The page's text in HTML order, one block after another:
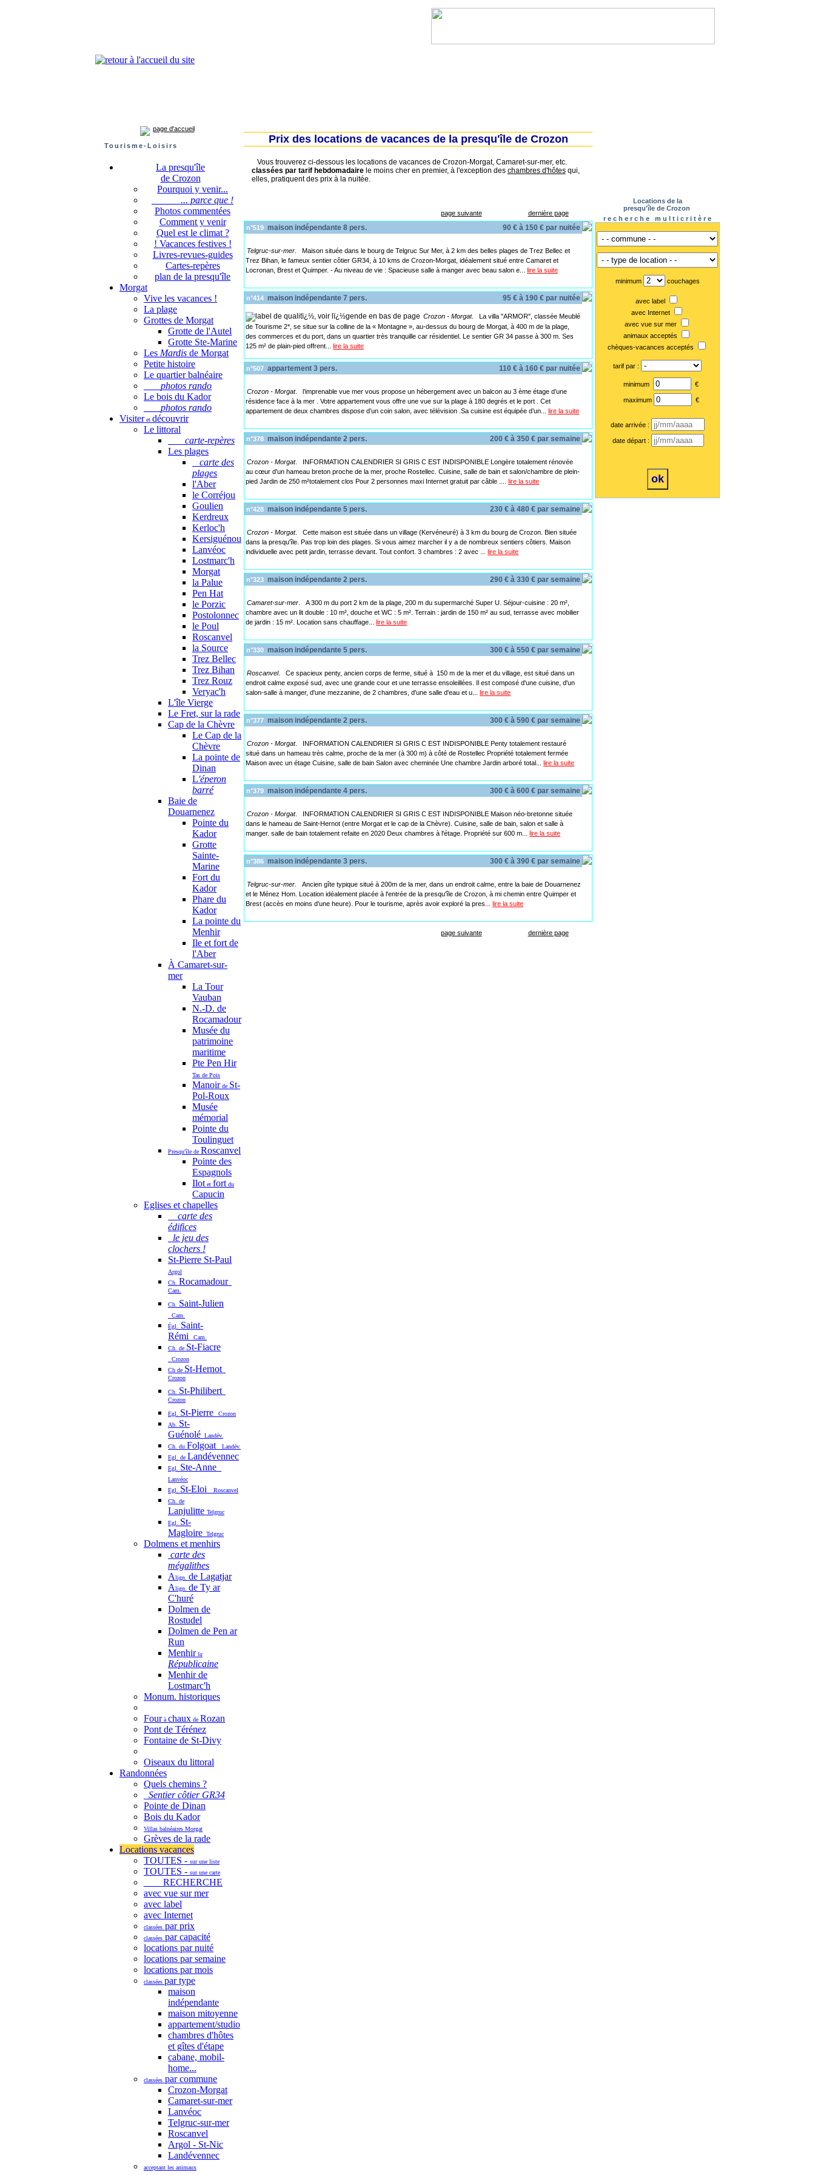
page d'accueil
Tourisme-Loisirs
La presqu'île
de Crozon
Pourquoi y venir...
... parce que !
Photos commentées
Comment y venir
Quel est le climat ?
! Vacances festives !
Livres-revues-guides
Cartes-repères
plan de la presqu'île
Morgat
Vive les vacances !
La plage
Grottes de Morgat
Grotte de l'Autel
Grotte Ste-Marine
Les Mardis de Morgat
Petite histoire
Le quartier balnéaire
photos rando
Le bois du Kador
photos rando
Visiteret découvrir
Le littoral
carte-repères
Les plages
carte des
plages
l'Aber
le Corréjou
Goulien
Kerdreux
Kerloc'h
Kersiguénou
Lanvéoc
Lostmarc'h
Morgat
la Palue
Pen Hat
le Porzic
Postolonnec
le Poul
Roscanvel
la Source
Trez Bellec
Trez Bihan
Trez Rouz
Veryac'h
L'île Vierge
Le Fret, sur la rade
Cap de la Chèvre
Le Cap de la
Chèvre
La pointe de
Dinan
L'éperon
barré
Baie de
Douarnenez
Pointe du
Kador
Grotte
Sainte-
Marine
Fort du
Kador
Phare du
Kador
La pointe du
Menhir
Ile et fort de
l'Aber
À Camaret-sur-
mer
La Tour
Vauban
N.-D. de
Rocamadour
Musée du
patrimoine
maritime
Pte Pen Hir
Tas de Pois
Manoirde St-
Pol-Roux
Musée
mémorial
Pointe du
Toulinguet
Presqu'île de Roscanvel
Pointe des
Espagnols
Ilot et fort du
Capucin
Eglises et chapelles
carte des
édifices
le jeu des
clochers !
St-Pierre St-Paul
Argol
Ch. Rocamadour
Cam.
Ch. Saint-Julien
Cam.
Égl.
Saint-
Rémi
Cam.
Ch. de St-Fiacre
Crozon
Ch de St-Hernot
Crozon
Ch. St-Philibert
Crozon
Egl. St-Pierre
Crozon
Ab. St-
Guénolé Landév.
Ch. du Folgoat
Landév.
Egl. de Landévennec
Egl. Ste-Anne
Lanvéoc
Egl. St-Eloi
Roscanvel
Ch. de
Lanjulitte Telgruc
Egl. St-
Magloire Telgruc
Dolmens et menhirs
carte des
mégalithes
Align. de Lagatjar
Align. de Ty ar
C'huré
Dolmen de
Rostudel
Dolmen de Pen ar
Run
Menhirla
Républicaine
Menhir de
Lostmarc'h
Monum. historiques
Fourà chaux de Rozan
Pont de Térénez
Fontaine de St-Divy
Oiseaux du littoral
Randonnées
Quels chemins ?
Sentier côtier GR34
Pointe de Dinan
Bois du Kador
Villas balnéaires Morgat
Grèves de la rade
Locations vacances
TOUTES - sur une liste
TOUTES - sur une carte
RECHERCHE
avec vue sur mer
avec label
avec Internet
classées par prix
classées par capacité
locations par nuité
locations par semaine
locations par mois
classées par type
maison
indépendante
maison mitoyenne
appartement/studio
chambres d'hôtes
et gîtes d'étape
cabane, mobil-
home...
classées par commune
Crozon-Morgat
Camaret-sur-mer
Lanvéoc
Telgruc-sur-mer
Roscanvel
Argol - St-Nic
Landévennec
acceptant les animaux
Prix des locations de vacances de la presqu'île de Crozon
Vous trouverez ci-dessous les locations de vacances de Crozon-Morgat, Camaret-sur-mer, etc.
classées par tarif hebdomadairele moins cher en premier, à l'exception des chambres d'hôtesqui,
elles, pratiquent des prix à la nuitée.
page suivante
dernière page
n°519 maison indépendante 8 pers. 90 € à 150 € par nuitée
Telgruc-sur-mer . Maison située dans le bourg de Telgruc Sur Mer, à 2 km des belles plages de Trez Bellec et
Trez Bihan, le fameux sentier côtier GR34, à 10 kms de Crozon-Morgat, idéalement situé entre Camaret et
Locronan, Brest et Quimper. - Au niveau de vie : Spacieuse salle à manger avec beau salon e... lire la suite
n°414 maison indépendante 7 pers. 95 € à 190 € par nuitée
Crozon - Morgat. ­La villa "ARMOR", classée Meublé
de Tourisme 2*, se situe sur la colline de la « Montagne », au­-dessus du bourg de Morgat, à 400 m de la plage,
des commerces et du port, dans un quartier très tranquille car résidentiel. Le sentier GR 34 passe à 300 m. Ses
125 m² de plain­-pied offrent... lire la suite
n°507 appartement 3 pers. 110 € à 160 € par nuitée
Crozon - Morgat. l’imprenable vue mer vous propose un hébergement avec un balcon au 3 ème étage d’une
résidence face à la mer . Votre appartement vous offre une vue sur la plage à 180 degrés et le port . Cet
appartement de deux chambres dispose d’un coin salon, avec télévision .Sa cuisine est équipée d’un... lire la suite
n°378 maison indépendante 2 pers. 200 € à 350 € par semaine
Crozon - Morgat. INFORMATION CALENDRIER SI GRIS C EST INDISPONIBLE Longère totalement rénovée
au cœur d'un hameau breton proche de la mer, proche Rostellec. Cuisine, salle de bain et salon/chambre de plein-
pied Jardin de 250 m²totalement clos Pour 2 personnes maxi Internet gratuit par câble .... lire la suite
n°428 maison indépendante 5 pers. 230 € à 480 € par semaine
Crozon - Morgat. Cette maison est située dans un village (Kervéneuré) à 3 km du bourg de Crozon. Bien située
dans la presqu'île. Pas trop loin des plages. Si vous aimez marcher il y a de nombreux sentiers côtiers. Maison
individuelle avec petit jardin, terrasse devant. Tout confort. 3 chambres : 2 avec ... lire la suite
n°323 maison indépendante 2 pers. 290 € à 330 € par semaine
Camaret-sur-mer . A 300 m du port 2 km de la plage, 200 m du supermarché Super U. Séjour-cuisine : 20 m²,
chambre avec un lit double : 10 m², douche et WC : 5 m². Terrain : jardin de 150 m² au sud, terrasse avec mobilier
de jardin : 15 m². Location sans chauffage... lire la suite
n°330 maison indépendante 5 pers. 300 € à 550 € par semaine
Roscanvel. Ce spacieux penty, ancien corps de ferme, situé à 150 m de la mer et du village, est situé dans un
endroit calme exposé sud, avec une grande cour et une terrasse ensoleillées. Il est composé d'une cuisine, d'un
salon-salle à manger, d'une mezzanine, de 2 chambres, d'une salle d'eau et u... lire la suite
n°377 maison indépendante 2 pers. 300 € à 590 € par semaine
Crozon - Morgat. INFORMATION CALENDRIER SI GRIS C EST INDISPONIBLE Penty totalement restauré
situé dans un hameau très calme, proche de la mer (à 300 m) à côté de Rostellec Propriété totalement fermée
Maison avec un étage Cuisine, salle de bain Salon avec cheminée Une chambre Jardin arboré total... lire la suite
n°379 maison indépendante 4 pers. 300 € à 600 € par semaine
Crozon - Morgat. INFORMATION CALENDRIER SI GRIS C EST INDISPONIBLE Maison néo-bretonne située
dans le hameau de Saint-Hernot (entre Morgat et le cap de la Chèvre). Cuisine, salle de bain, salon et salle à
manger. salle de bain totalement refaite en 2020 Deux chambres à l'étage. Propriété sur 600 m... lire la suite
n°386 maison indépendante 3 pers. 300 € à 390 € par semaine
Telgruc-sur-mer . Ancien gîte typique situé à 200m de la mer, dans un endroit calme, entre la baie de Douarnenez
et le Ménez Hom. Location idéalement placée à l'entrée de la presqu'île de Crozon, à mi chemin entre Quimper et
Brest (accès en moins d'une heure). Pour le tourisme, après avoir exploré la pres... lire la suite
page suivante dernière page
Locations de la
presqu'île de Crozon
r e c h e r c h e m u l t i c r i t è r e
minimum couchages
avec label
avec Internet
avec vue sur mer
animaux acceptés
chèques-vacances acceptés
tarif par :
minimum €
maximum €
date arrivée :
date départ :